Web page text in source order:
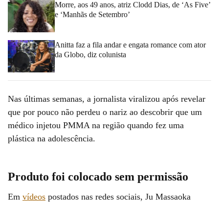
Morre, aos 49 anos, atriz Clodd Dias, de ‘As Five’
e ‘Manhãs de Setembro’
Anitta faz a fila andar e engata romance com ator
da Globo, diz colunista
Nas últimas semanas, a jornalista viralizou após revelar
que por pouco não perdeu o nariz ao descobrir que um
médico injetou PMMA na região quando fez uma
plástica na adolescência.
Produto foi colocado sem permissão
Em vídeos postados nas redes sociais, Ju Massaoka